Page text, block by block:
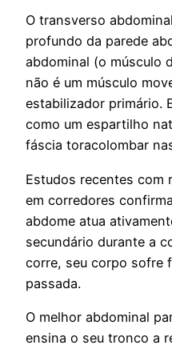
O transverso
profundo da parede
abdominal (o músculo
não é um músculo
estabilizador primário.
como um espartilho
fáscia toracolombar
Estudos recentes com
em corredores
abdome atua
secundário durante a
corre, seu corpo sofre
passada.
O melhor abdominal
ensina o seu tronco a